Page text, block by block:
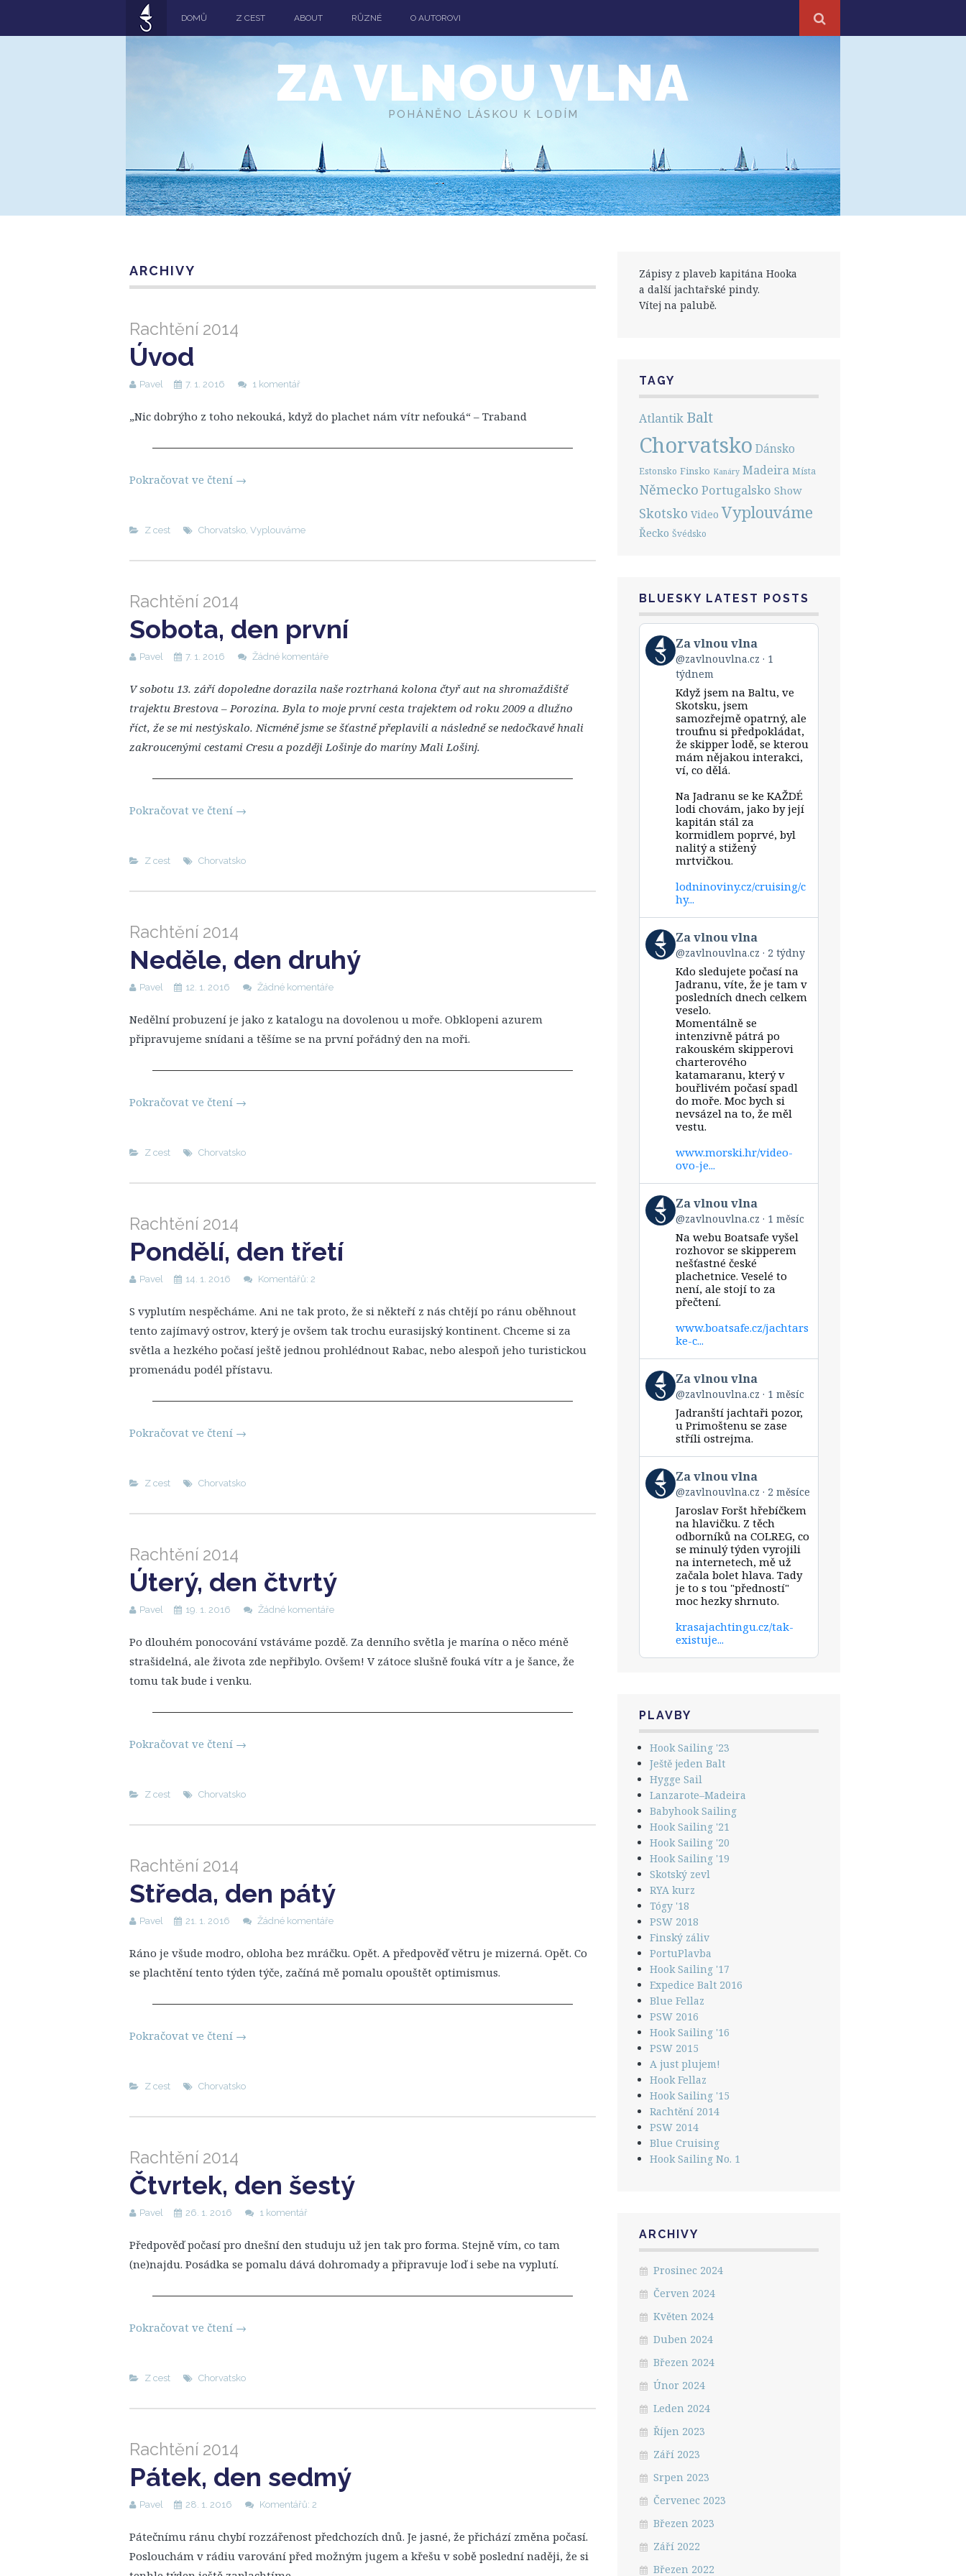
DOMŮ Z CEST ABOUT RŮZNÉ O AUTOROVI
ZA VLNOU VLNA
POHÁNĚNO LÁSKOU K LODÍM
ARCHIVY
Rachtění 2014
Úvod
Pavel 7. 1. 2016 1 komentář
„Nic dobrýho z toho nekouká, když do plachet nám vítr nefouká“ – Traband
Pokračovat ve čtení →
Z cest Chorvatsko, Vyplouváme
Rachtění 2014
Sobota, den první
Pavel 7. 1. 2016 Žádné komentáře
V sobotu 13. září dopoledne dorazila naše roztrhaná kolona čtyř aut na shromaždiště
trajektu Brestova – Porozina. Byla to moje první cesta trajektem od roku 2009 a dlužno
říct, že se mi nestýskalo. Nicméně jsme se šťastně přeplavili a následně se nedočkavě hnali
zakroucenými cestami Cresu a později Lošinje do maríny Mali Lošinj.
Pokračovat ve čtení →
Z cest Chorvatsko
Rachtění 2014
Neděle, den druhý
Pavel 12. 1. 2016 Žádné komentáře
Nedělní probuzení je jako z katalogu na dovolenou u moře. Obklopeni azurem
připravujeme snídani a těšíme se na první pořádný den na moři.
Pokračovat ve čtení →
Z cest Chorvatsko
Rachtění 2014
Pondělí, den třetí
Pavel 14. 1. 2016 Komentářů: 2
S vyplutím nespěcháme. Ani ne tak proto, že si někteří z nás chtějí po ránu oběhnout
tento zajímavý ostrov, který je ovšem tak trochu eurasijský kontinent. Chceme si za
světla a hezkého počasí ještě jednou prohlédnout Rabac, nebo alespoň jeho turistickou
promenádu podél přístavu.
Pokračovat ve čtení →
Z cest Chorvatsko
Rachtění 2014
Úterý, den čtvrtý
Pavel 19. 1. 2016 Žádné komentáře
Po dlouhém ponocování vstáváme pozdě. Za denního světla je marína o něco méně
strašidelná, ale života zde nepřibylo. Ovšem! V zátoce slušně fouká vítr a je šance, že
tomu tak bude i venku.
Pokračovat ve čtení →
Z cest Chorvatsko
Rachtění 2014
Středa, den pátý
Pavel 21. 1. 2016 Žádné komentáře
Ráno je všude modro, obloha bez mráčku. Opět. A předpověď větru je mizerná. Opět. Co
se plachtění tento týden týče, začíná mě pomalu opouštět optimismus.
Pokračovat ve čtení →
Z cest Chorvatsko
Rachtění 2014
Čtvrtek, den šestý
Pavel 26. 1. 2016 1 komentář
Předpověď počasí pro dnešní den studuju už jen tak pro forma. Stejně vím, co tam
(ne)najdu. Posádka se pomalu dává dohromady a připravuje loď i sebe na vyplutí.
Pokračovat ve čtení →
Z cest Chorvatsko
Rachtění 2014
Pátek, den sedmý
Pavel 28. 1. 2016 Komentářů: 2
Pátečnímu ránu chybí rozzářenost předchozích dnů. Je jasné, že přichází změna počasí.
Poslouchám v rádiu varování před možným jugem a křešu v sobě poslední naději, že si
Zápisy z plaveb kapitána Hooka
a další jachtařské pindy.
Vítej na palubě.
TAGY
Atlantik Balt
Chorvatsko Dánsko
Estonsko Finsko Kanáry Madeira Místa
Německo Portugalsko Show
Skotsko Video Vyplouváme
Řecko Švédsko
BLUESKY LATEST POSTS
View
post
by
Bluesky
Za vlnou vlna
@zavlnouvlna.cz
1
týdnem
Když jsem na Baltu, ve
Skotsku, jsem
samozřejmě opatrný, ale
troufnu si předpokládat,
že skipper lodě, se kterou
mám nějakou interakci,
ví, co dělá.
Na Jadranu se ke KAŽDÉ
lodi chovám, jako by její
kapitán stál za
kormidlem poprvé, byl
nalitý a stižený
mrtvičkou.
lodninoviny.cz/cruising/c
hy...
View
post
by
Bluesky
Za vlnou vlna
@zavlnouvlna.cz 2 týdny
Kdo sledujete počasí na
Jadranu, víte, že je tam v
posledních dnech celkem
veselo.
Momentálně se
intenzivně pátrá po
rakouském skipperovi
charterového
katamaranu, který v
bouřlivém počasí spadl
do moře. Moc bych si
nevsázel na to, že měl
vestu.
www.morski.hr/video-
ovo-je...
View
post
by
Bluesky
Za vlnou vlna
@zavlnouvlna.cz 1 měsíc
Na webu Boatsafe vyšel
rozhovor se skipperem
nešťastné české
plachetnice. Veselé to
není, ale stojí to za
přečtení.
www.boatsafe.cz/jachtars
ke-c...
View
post
by
Bluesky
Za vlnou vlna
@zavlnouvlna.cz 1 měsíc
Jadranští jachtaři pozor,
u Primoštenu se zase
stříli ostrejma.
View
post
by
Bluesky
Za vlnou vlna
@zavlnouvlna.cz 2 měsíce
Jaroslav Foršt hřebíčkem
na hlavičku. Z těch
odborníků na COLREG, co
se minulý týden vyrojili
na internetech, mě už
začala bolet hlava. Tady
je to s tou "předností"
moc hezky shrnuto.
krasajachtingu.cz/tak-
existuje...
PLAVBY
Hook Sailing '23
Ještě jeden Balt
Hygge Sail
Lanzarote–Madeira
Babyhook Sailing
Hook Sailing '21
Hook Sailing '20
Hook Sailing '19
Skotský zevl
RYA kurz
Tógy '18
PSW 2018
Finský záliv
PortuPlavba
Hook Sailing '17
Expedice Balt 2016
Blue Fellaz
PSW 2016
Hook Sailing '16
PSW 2015
A just plujem!
Hook Fellaz
Hook Sailing '15
Rachtění 2014
PSW 2014
Blue Cruising
Hook Sailing No. 1
ARCHIVY
Prosinec 2024
Červen 2024
Květen 2024
Duben 2024
Březen 2024
Únor 2024
Leden 2024
Říjen 2023
Září 2023
Srpen 2023
Červenec 2023
Březen 2023
Září 2022
Březen 2022